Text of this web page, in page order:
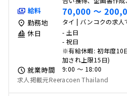
給料 70,000 〜
勤務地 タイ | バンコクの求人
休日
- 土日
- 祝日
※有給休暇: 初年度10
加され上限15日)
就業時間
9:00 〜 18:00
求人掲載元Reeracoen Thailand